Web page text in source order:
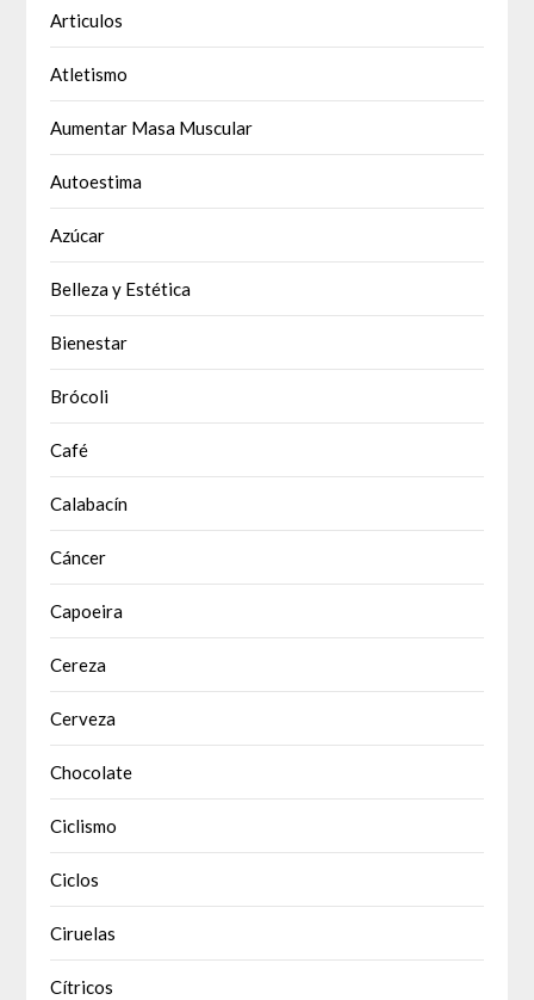
Articulos
Atletismo
Aumentar Masa Muscular
Autoestima
Azúcar
Belleza y Estética
Bienestar
Brócoli
Café
Calabacín
Cáncer
Capoeira
Cereza
Cerveza
Chocolate
Ciclismo
Ciclos
Ciruelas
Cítricos